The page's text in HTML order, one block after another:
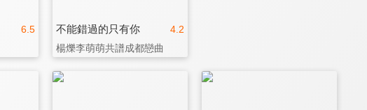
6.5 4.2
不能錯過的只有你
楊爍李萌萌共譜成都戀曲